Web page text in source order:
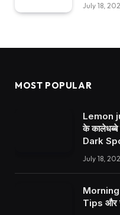
July 18,
MOST POPULAR
Lemon
के कालेधब्बे
Dark
July 18,
Morning
Tips और